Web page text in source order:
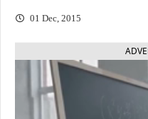
01 Dec, 2015